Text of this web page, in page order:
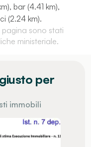
bar (4.41 km),
(2.24 km).
pagina sono stati
ministeriale.
per
immobili